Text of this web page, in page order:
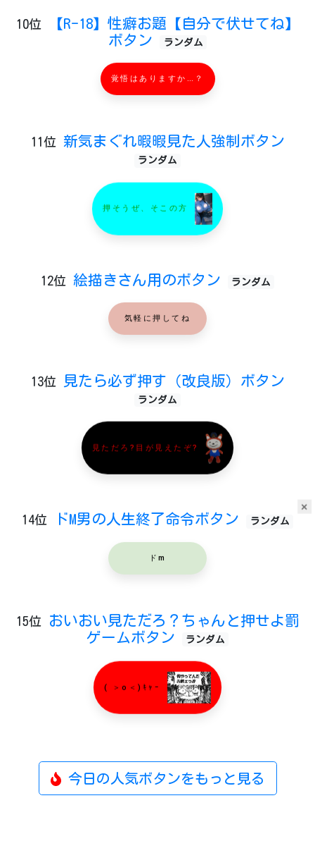
×
10位
【R-18】性癖お題【自分で伏せてね】
ボタン
ランダム
覚悟はありますか…？
11位 新気まぐれ暇暇見た人強制ボタン
ランダム
押そうぜ、そこの方
12位 絵描きさん用のボタン ランダム
気軽に押してね
13位 見たら必ず押す（改良版）ボタン
ランダム
見ただろ?目が見えたぞ?
14位 ドM男の人生終了命令ボタン ランダム
ドm
15位
おいおい見ただろ？ちゃんと押せよ罰
ゲームボタン
ランダム
( ＞o＜)ｷｬｰ
今日の人気ボタンをもっと見る